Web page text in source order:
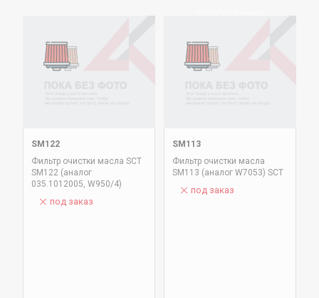
SM122
Фильтр очистки масла SCT
SM122 (аналог
035.1012005, W950/4)
под заказ
SM113
Фильтр очистки масла
SM113 (аналог W7053) SCT
под заказ